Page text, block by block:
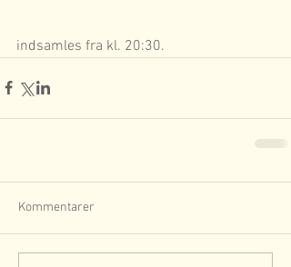
indsamles fra kl. 20:30.
Kommentarer